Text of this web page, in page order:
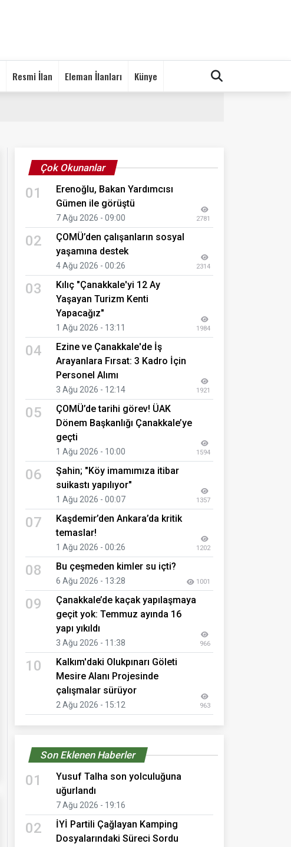
Resmi İlan Eleman İlanları Künye
Çok Okunanlar
01
Erenoğlu, Bakan Yardımcısı
Gümen ile görüştü
7 Ağu 2026 - 09:00 2781
02
ÇOMÜ’den çalışanların sosyal
yaşamına destek
4 Ağu 2026 - 00:26 2314
03
Kılıç "Çanakkale'yi 12 Ay
Yaşayan Turizm Kenti
Yapacağız"
1 Ağu 2026 - 13:11 1984
04
Ezine ve Çanakkale'de İş
Arayanlara Fırsat: 3 Kadro İçin
Personel Alımı
3 Ağu 2026 - 12:14 1921
05
ÇOMÜ’de tarihi görev! ÜAK
Dönem Başkanlığı Çanakkale’ye
geçti
1 Ağu 2026 - 10:00 1594
06
Şahin; "Köy imamımıza itibar
suikastı yapılıyor"
1 Ağu 2026 - 00:07 1357
07
Kaşdemir’den Ankara’da kritik
temaslar!
1 Ağu 2026 - 00:26 1202
08 Bu çeşmeden kimler su içti?
6 Ağu 2026 - 13:28 1001
09
Çanakkale’de kaçak yapılaşmaya
geçit yok: Temmuz ayında 16
yapı yıkıldı
3 Ağu 2026 - 11:38 966
10
Kalkım'daki Olukpınarı Göleti
Mesire Alanı Projesinde
çalışmalar sürüyor
2 Ağu 2026 - 15:12 963
Son Eklenen Haberler
01
Yusuf Talha son yolculuğuna
uğurlandı
7 Ağu 2026 - 19:16
02
İYİ Partili Çağlayan Kamping
Dosyalarındaki Süreci Sordu